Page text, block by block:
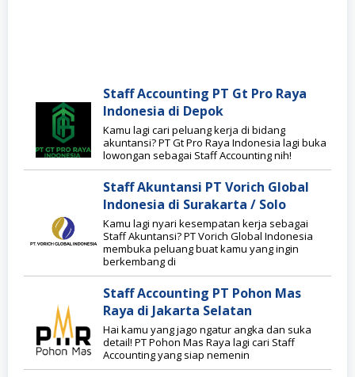
Staff Accounting PT Gt Pro Raya
Indonesia di Depok
Kamu lagi cari peluang kerja di bidang
akuntansi? PT Gt Pro Raya Indonesia lagi buka
lowongan sebagai Staff Accounting nih!
Staff Akuntansi PT Vorich Global
Indonesia di Surakarta / Solo
Kamu lagi nyari kesempatan kerja sebagai
Staff Akuntansi? PT Vorich Global Indonesia
membuka peluang buat kamu yang ingin
berkembang di
Staff Accounting PT Pohon Mas
Raya di Jakarta Selatan
Hai kamu yang jago ngatur angka dan suka
detail! PT Pohon Mas Raya lagi cari Staff
Accounting yang siap nemenin